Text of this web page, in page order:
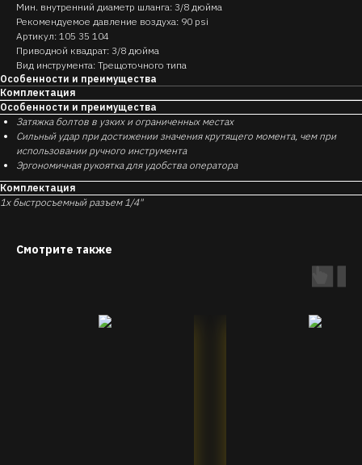
Мин. внутренний диаметр шланга: 3/8 дюйма
Рекомендуемое давление воздуха: 90 psi
Артикул: 105 35 104
Приводной квадрат: 3/8 дюйма
Вид инструмента: Трещоточного типа
Особенности и преимущества
Комплектация
Особенности и преимущества
Затяжка болтов в узких и ограниченных местах
Сильный удар при достижении значения крутящего момента, чем при
использовании ручного инструмента
Эргономичная рукоятка для удобства оператора
Комплектация
1x быстросъемный разъем 1/4"
Смотрите также